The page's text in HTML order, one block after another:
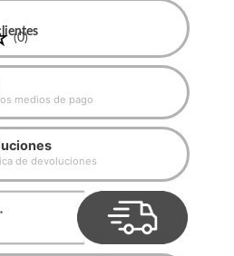
(0)
medios de pago
de devoluciones